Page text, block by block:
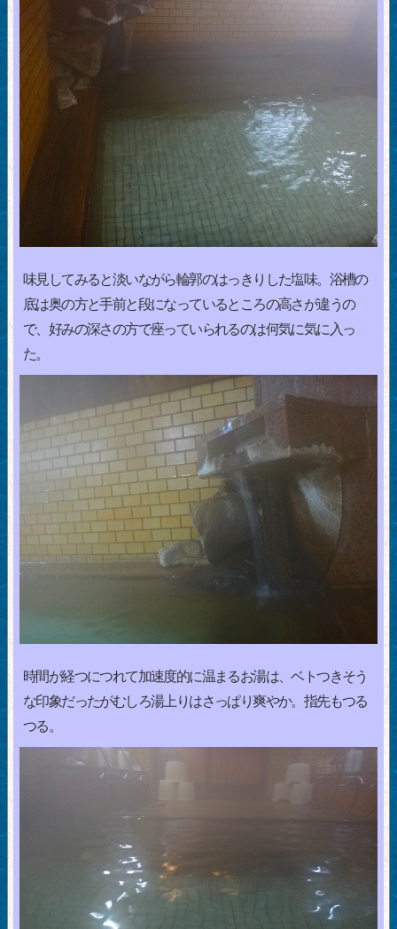
味見してみると淡いながら輪郭のはっきりした塩味。浴槽の
底は奥の方と手前と段になっているところの高さが違うの
で、好みの深さの方で座っていられるのは何気に気に入っ
た。
時間が経つにつれて加速度的に温まるお湯は、ベトつきそう
な印象だったがむしろ湯上りはさっぱり爽やか。指先もつる
つる。